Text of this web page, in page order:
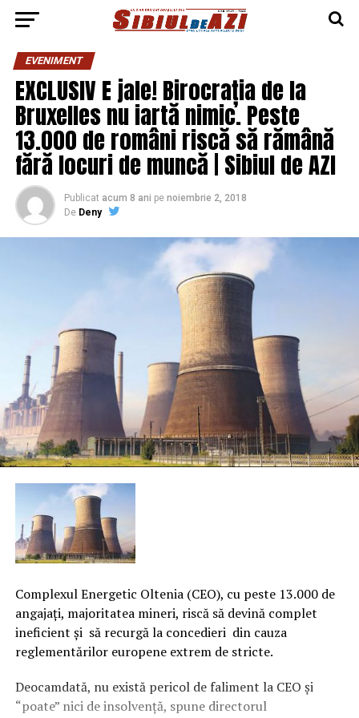
EVENIMENT
EXCLUSIV E jale! Birocrația de la
Bruxelles nu iartă nimic. Peste
13.000 de români riscă să rămână
fără locuri de muncă | Sibiul de AZI
Publicat acum 8 ani pe noiembrie 2, 2018
De Deny
Complexul Energetic Oltenia (CEO), cu peste 13.000 de
angajaţi, majoritatea mineri, riscă să devină complet
ineficient şi să recurgă la concedieri din cauza
reglementărilor europene extrem de stricte.
Deocamdată, nu există pericol de faliment la CEO şi
“poate” nici de insolvenţă, spune directorul